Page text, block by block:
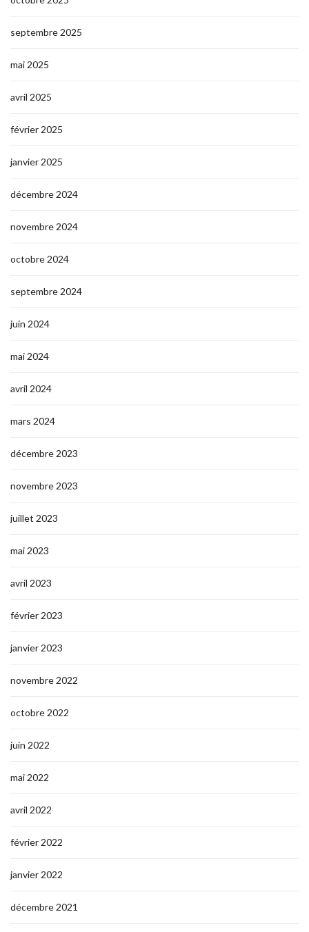
septembre 2025
mai 2025
avril 2025
février 2025
janvier 2025
décembre 2024
novembre 2024
octobre 2024
septembre 2024
juin 2024
mai 2024
avril 2024
mars 2024
décembre 2023
novembre 2023
juillet 2023
mai 2023
avril 2023
février 2023
janvier 2023
novembre 2022
octobre 2022
juin 2022
mai 2022
avril 2022
février 2022
janvier 2022
décembre 2021